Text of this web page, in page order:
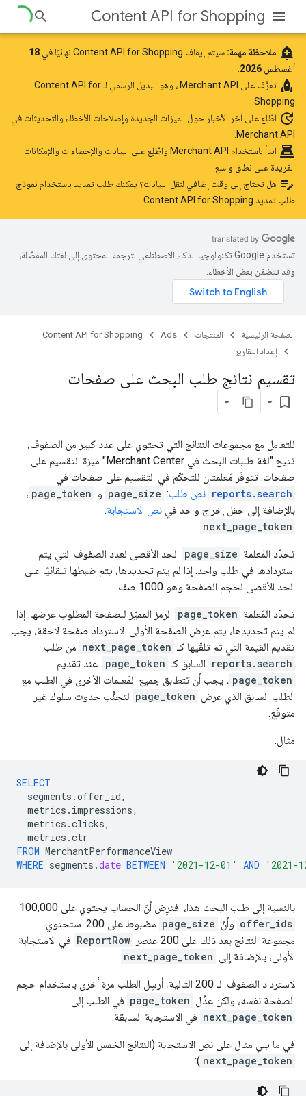
Content API for Shopping
add_alert ملاحظة مهمة: سيتم إيقاف Content API for Shopping نهائيًا في
18
أغسطس 2026
rocket تعرَّف على Merchant API
، وهو البديل الرسمي لـ Content API for
Shopping.
update اطّلِع على آخر الأخبار حول الميزات الجديدة وإصلاحات الأخطاء والتحديثات في
Merchant API.
point_of_sale ابدأ باستخدام Merchant API
واطّلِع على البيانات والإحصاءات والإمكانات
الفريدة على نطاق واسع.
edit_note هل تحتاج إلى وقت إضافي لنقل البيانات؟ يمكنك طلب تمديد باستخدام نموذج
طلب تمديد Content API for Shopping
تستخدم Google تكنولوجيا الذكاء الاصطناعي لترجمة المحتوى إلى لغتك المفضّلة،
وقد تتضمّن بعض الأخطاء.
الصفحة الرئيسية المنتجات Ads
Content API for Shopping
إعداد التقارير
تقسيم نتائج طلب البحث على صفحات
bookmark_border
للتعامل مع مجموعات النتائج التي تحتوي على عدد كبير من الصفوف،
تتيح "لغة طلبات البحث في Merchant Center" ميزة التقسيم على
صفحات. تتوفّر مَعلمتان للتحكّم في التقسيم على صفحات في
reports.search نص طلب:
page_size و page_token ،
بالإضافة إلى حقل إخراج واحد في نص الاستجابة:
next_page_token
.
تحدّد المَعلمة page_size الحد الأقصى لعدد الصفوف التي يتم
استردادها في طلب واحد. إذا لم يتم تحديدها، يتم ضبطها تلقائيًا على
الحد الأقصى لحجم الصفحة وهو 1000 صف.
تحدّد المَعلمة page_token الرمز المميّز للصفحة المطلوب عرضها. إذا
لم يتم تحديدها، يتم عرض الصفحة الأولى. لاسترداد صفحة لاحقة، يجب
تقديم القيمة التي تم تلقّيها كـ next_page_token من طلب
reports.search السابق كـ page_token . عند تقديم
page_token ، يجب أن تتطابق جميع المَعلمات الأخرى في الطلب مع
الطلب السابق الذي عرض page_token لتجنُّب حدوث سلوك غير
متوقّع.
مثال:
SELECT
segments .offer_id,
metrics . impressions,
metrics .clicks,
metrics .ctr
FROM MerchantPerformanceView
WHERE segments .date BETWEEN '2021-12-01' AND '2021-
بالنسبة إلى طلب البحث هذا، افترِض أنّ الحساب يحتوي على 100,000
offer_ids وأنّ page_size
مضبوط على 200. ستحتوي
مجموعة النتائج بعد ذلك على 200 عنصر
ReportRow في الاستجابة
الأولى، بالإضافة إلى next_page_token
.
لاسترداد الصفوف الـ 200 التالية، أرسِل الطلب مرة أخرى باستخدام حجم
الصفحة نفسه، ولكن عدِّل page_token في الطلب إلى
next_page_token في الاستجابة السابقة.
في ما يلي مثال على نص الاستجابة (النتائج الخمس الأولى بالإضافة إلى
next_page_token
):